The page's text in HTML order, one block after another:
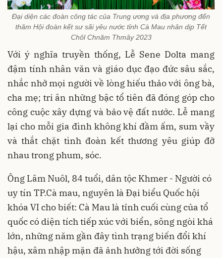
Đại diện các đoàn công tác của Trung ương và địa phương đến
thăm Hội đoàn kết sư sãi yêu nước tỉnh Cà Mau nhân dịp Tết
Chôl Chnăm Thmây 2023
Với ý nghĩa truyền thống, Lễ Sene Dolta mang
đậm tính nhân văn và giáo dục đạo đức sâu sắc,
nhắc nhở mọi người về lòng hiếu thảo với ông bà,
cha mẹ; tri ân những bậc tổ tiên đã đóng góp cho
công cuộc xây dựng và bảo vệ đất nước. Lễ mang
lại cho mỗi gia đình không khí đầm ấm, sum vầy
và thắt chặt tình đoàn kết thương yêu giúp đỡ
nhau trong phum, sóc.
Ông Lâm Nuôl, 84 tuổi, dân tộc Khmer - Người có
uy tín TP.Cà mau, nguyên là Đại biểu Quốc hội
khóa VI cho biết: Cà Mau là tỉnh cuối cùng của tổ
quốc có diện tích tiếp xúc với biển, sông ngòi khá
lớn, những năm gần đây tình trạng biến đổi khí
hậu, xâm nhập mặn đã ảnh hưởng tới đời sống